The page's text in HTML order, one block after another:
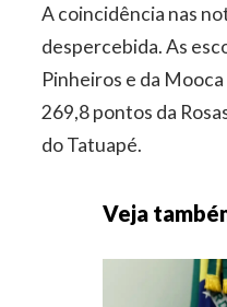
A coincidência nas
despercebida. As
Pinheiros e da
269,8 pontos da
do Tatuapé.
Veja